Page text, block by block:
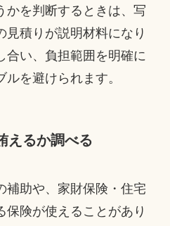
かを判断するときは、写
見積りが説明材料になり
合い、負担範囲を明確に
を避けられます。
えるか調べる
補助や、家財保険・住宅
保険が使えることがあり